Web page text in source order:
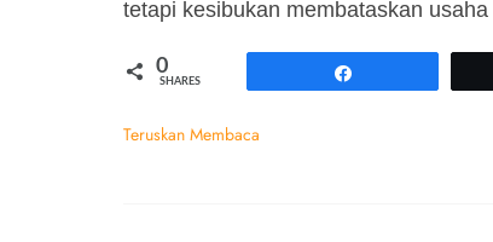
tetapi kesibukan membataskan
0
SHARES
Teruskan Membaca